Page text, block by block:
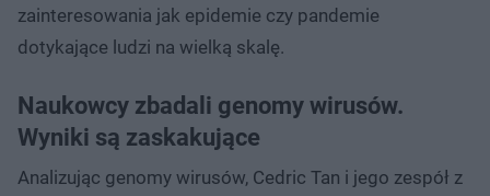
zainteresowania jak epidemie czy pandemie
dotykające ludzi na wielką skalę.
Naukowcy zbadali genomy wirusów.
Wyniki są zaskakujące
Analizując genomy wirusów, Cedric Tan i jego zespół z